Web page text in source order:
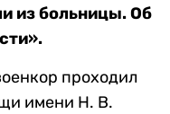
из больницы. Об
проходил
имени Н. В.